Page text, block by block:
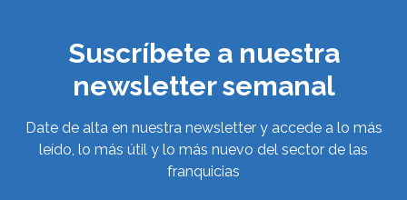
Suscríbete a nuestra
newsletter semanal
Date de alta en nuestra newsletter y accede a lo más
leído, lo más útil y lo más nuevo del sector de las
franquicias